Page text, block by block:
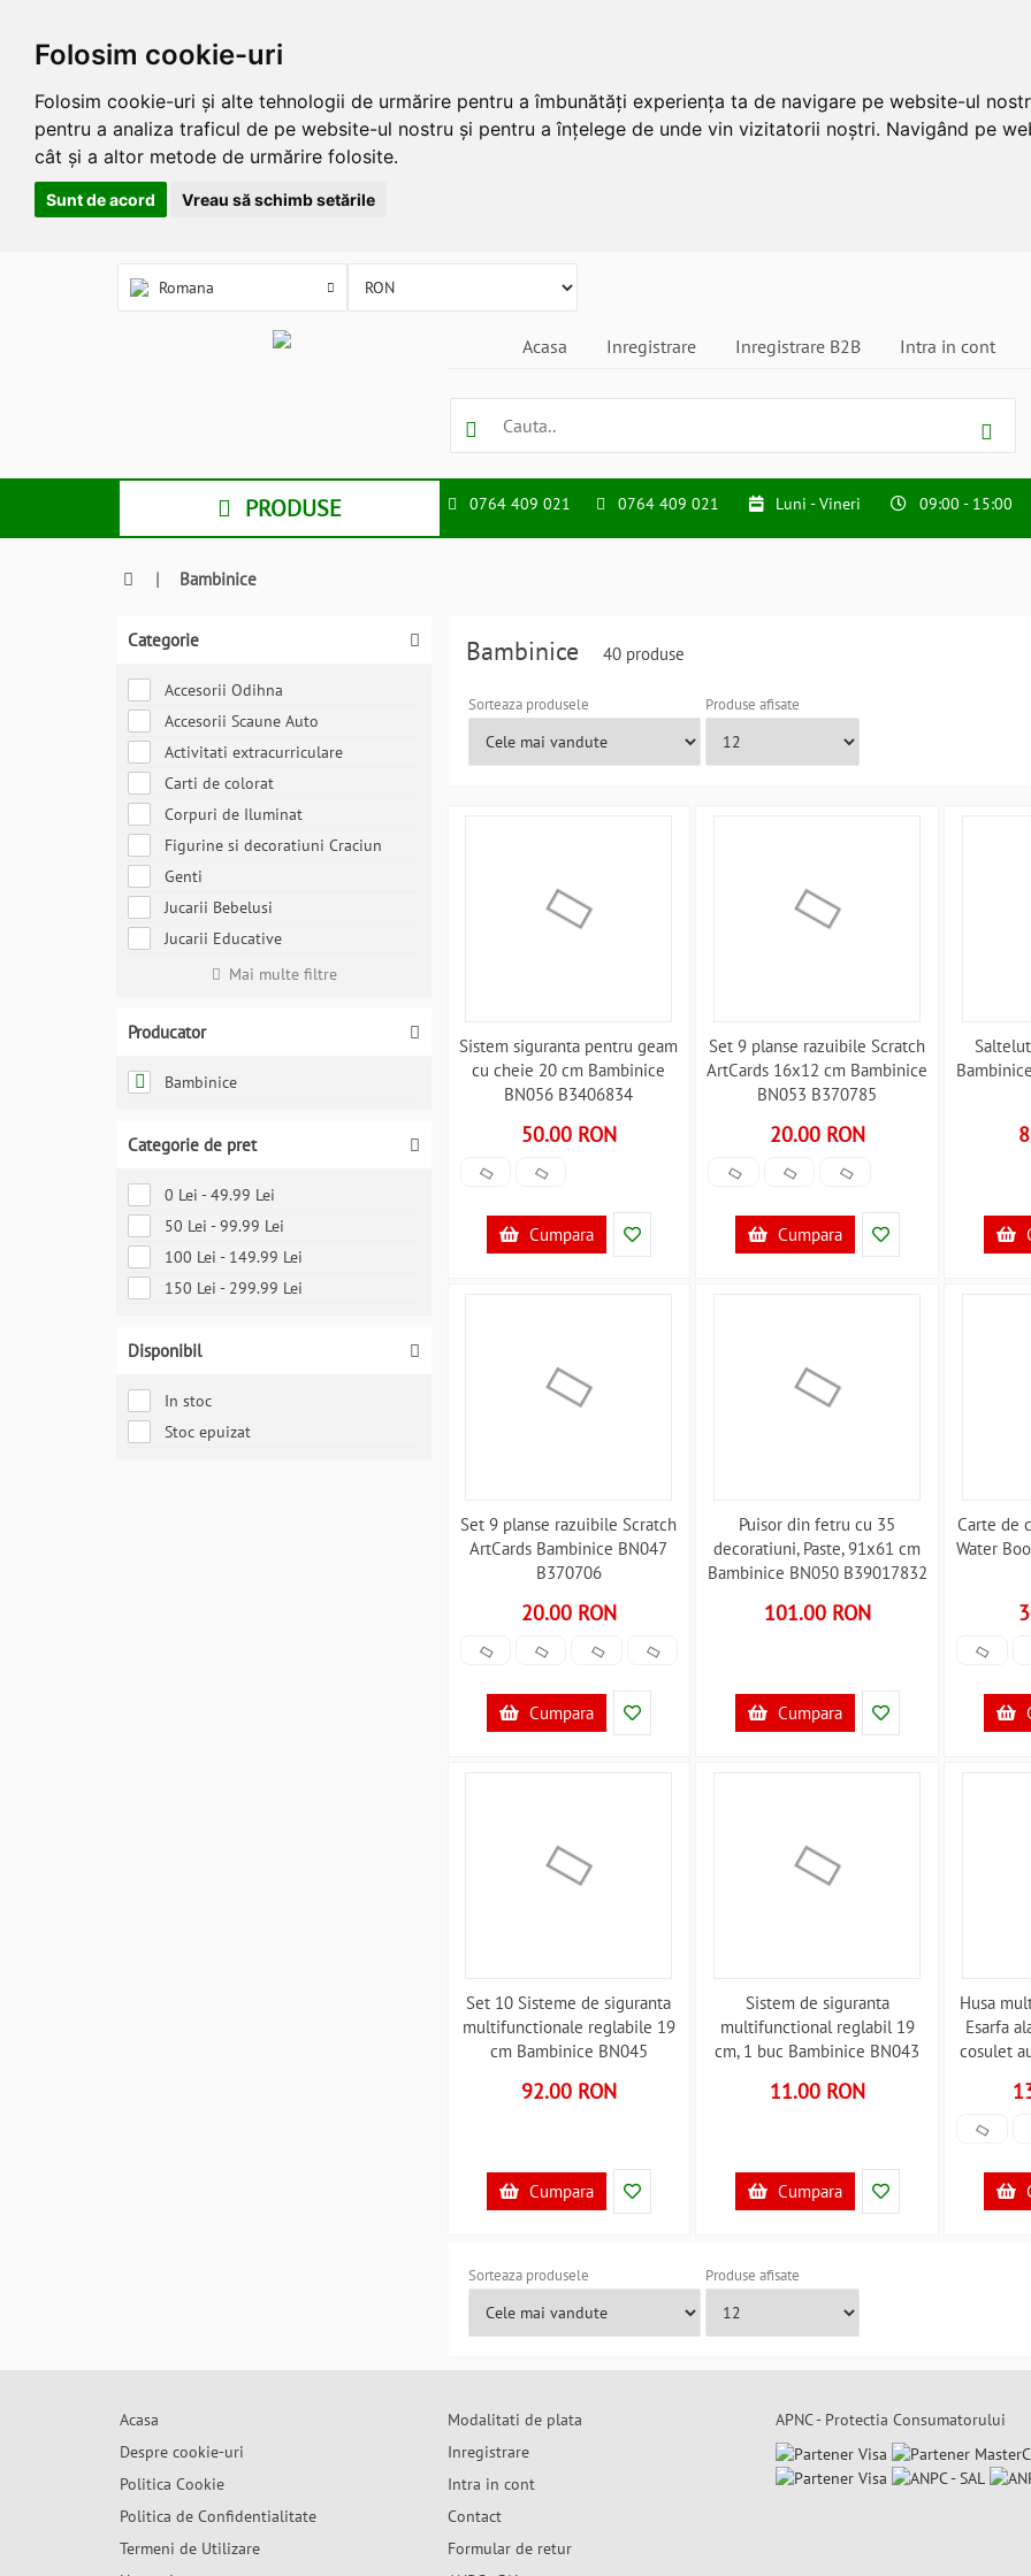
Folosim cookie-uri
Folosim cookie-uri și alte tehnologii de urmărire pentru a îmbunătăți experiența ta de navigare pe website-ul
pentru a analiza traficul de pe website-ul nostru și pentru a înțelege de unde vin vizitatorii noștri. Navigând pe
cât și a altor metode de urmărire folosite.
Sunt de acord Vreau să schimb setările
Romana
Acasa Inregistrare Inregistrare B2B Intra in cont
PRODUSE 0764 409 021 0764 409 021 Luni - Vineri 09:00 - 15:00
| Bambinice
Categorie
Accesorii Odihna
Accesorii Scaune Auto
Activitati extracurriculare
Carti de colorat
Corpuri de Iluminat
Figurine si decoratiuni Craciun
Genti
Jucarii Bebelusi
Jucarii Educative
Mai multe filtre
Producator
Bambinice
Categorie de pret
0 Lei - 49.99 Lei
50 Lei - 99.99 Lei
100 Lei - 149.99 Lei
150 Lei - 299.99 Lei
Disponibil
In stoc
Stoc epuizat
Bambinice 40 produse
Sorteaza produsele Produse afisate
Sistem siguranta pentru geam
cu cheie 20 cm Bambinice
BN056 B3406834
50.00 RON
Cumpara
Set 9 planse razuibile Scratch
ArtCards 16x12 cm Bambinice
BN053 B370785
20.00 RON
Cumpara
Set 9 planse razuibile Scratch
ArtCards Bambinice BN047
B370706
20.00 RON
Cumpara
Puisor din fetru cu 35
decoratiuni, Paste, 91x61 cm
Bambinice BN050 B39017832
101.00 RON
Cumpara
Carte de
Water
Set 10 Sisteme de siguranta
multifunctionale reglabile 19
cm Bambinice BN045
92.00 RON
Cumpara
Sistem de siguranta
multifunctional reglabil 19
cm, 1 buc Bambinice BN043
11.00 RON
Cumpara
Husa
Esarfa
cosulet
Sorteaza produsele Produse afisate
Acasa
Despre cookie-uri
Politica Cookie
Politica de Confidentialitate
Termeni de Utilizare
Modalitati de plata
Inregistrare
Intra in cont
Contact
Formular de retur
APNC - Protectia Consumatorului